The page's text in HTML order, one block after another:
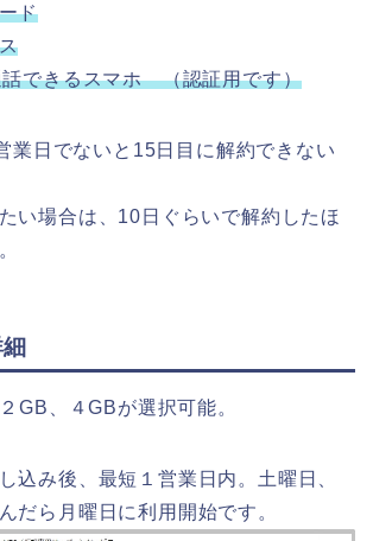
ド
話できるスマホ （認証用です）
業日でないと15日目に解約できない
い場合は、10日ぐらいで解約したほ
GB、４GBが選択可能。
込み後、最短１営業日内。土曜日、
だら月曜日に利用開始です。